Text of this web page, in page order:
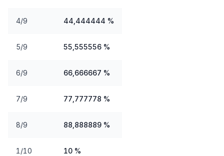
4/9 44,444444 %
5/9 55,555556 %
6/9 66,666667 %
7/9 77,777778 %
8/9 88,888889 %
1/10 10 %